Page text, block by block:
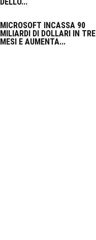
MICROSOFT INCASSA 90
MILIARDI DI DOLLARI IN TRE
MESI E AUMENTA...